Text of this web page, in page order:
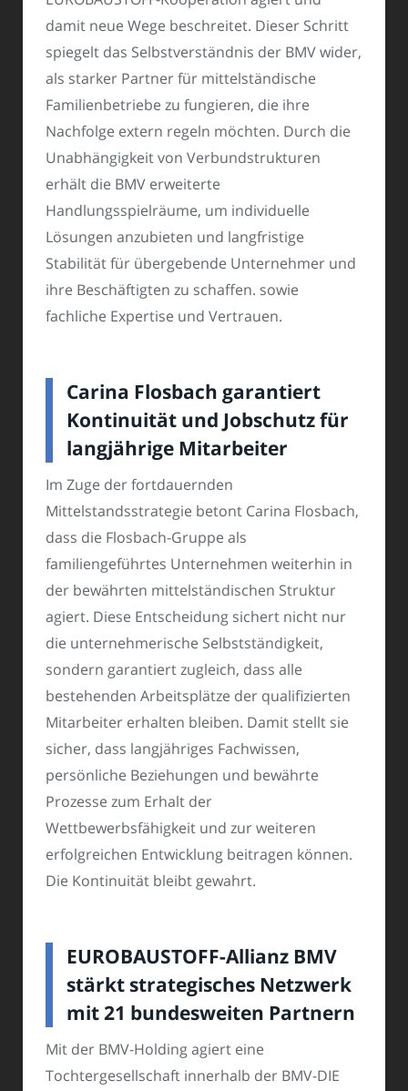
damit neue Wege beschreitet. Dieser Schritt
spiegelt das Selbstverständnis der BMV wider,
als starker Partner für mittelständische
Familienbetriebe zu fungieren, die ihre
Nachfolge extern regeln möchten. Durch die
Unabhängigkeit von Verbundstrukturen
erhält die BMV erweiterte
Handlungsspielräume, um individuelle
Lösungen anzubieten und langfristige
Stabilität für übergebende Unternehmer und
ihre Beschäftigten zu schaffen. sowie
fachliche Expertise und Vertrauen.
Carina Flosbach garantiert
Kontinuität und Jobschutz für
langjährige Mitarbeiter
Im Zuge der fortdauernden
Mittelstandsstrategie betont Carina Flosbach,
dass die Flosbach-Gruppe als
familiengeführtes Unternehmen weiterhin in
der bewährten mittelständischen Struktur
agiert. Diese Entscheidung sichert nicht nur
die unternehmerische Selbstständigkeit,
sondern garantiert zugleich, dass alle
bestehenden Arbeitsplätze der qualifizierten
Mitarbeiter erhalten bleiben. Damit stellt sie
sicher, dass langjähriges Fachwissen,
persönliche Beziehungen und bewährte
Prozesse zum Erhalt der
Wettbewerbsfähigkeit und zur weiteren
erfolgreichen Entwicklung beitragen können.
Die Kontinuität bleibt gewahrt.
EUROBAUSTOFF-Allianz BMV
stärkt strategisches Netzwerk
mit 21 bundesweiten Partnern
Mit der BMV-Holding agiert eine
Tochtergesellschaft innerhalb der BMV-DIE